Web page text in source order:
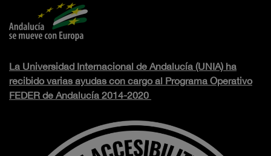
La Universidad Internacional de Andalucía (UNIA) ha
recibido varias ayudas con cargo al Programa Operativo
FEDER de Andalucía 2014-2020